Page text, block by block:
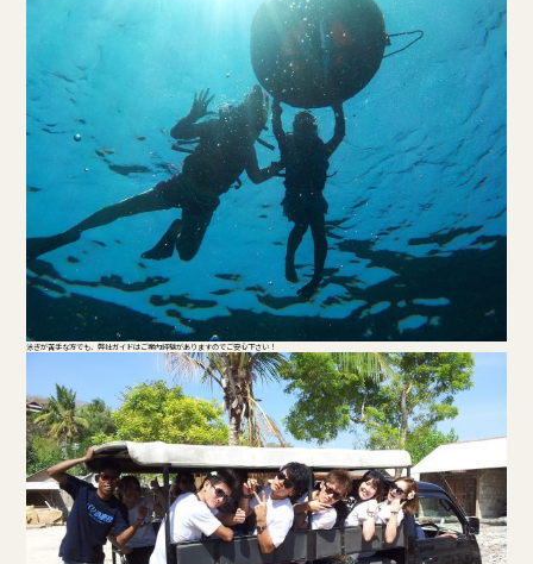
泳ぎが苦手な方でも、弊社ガイドはご案内経験がありますのでご安心下さい！